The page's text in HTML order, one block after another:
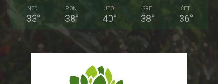
NED
33°
PON
38°
UTO
40°
SRE
38°
ČET
36°